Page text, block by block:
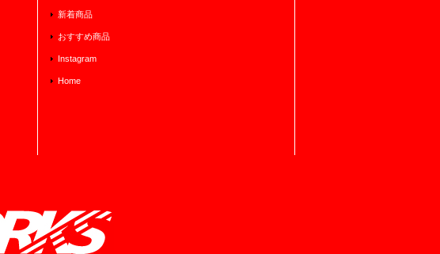
新着商品
おすすめ商品
Instagram
Home